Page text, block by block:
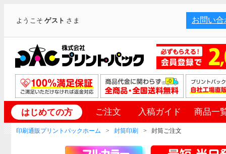
ようこそゲスト さま お問い合
はじめての方 ご注文 入稿ガイド 商品一
印刷通販プリントパックホーム 封筒印刷 封筒ご注文